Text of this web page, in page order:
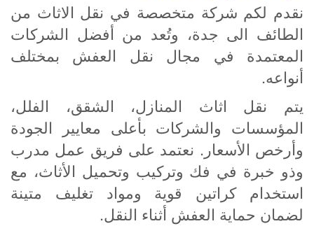
نقدم لكم شركة متخصصة في نقل الاثاث من
الطائف الى جدة، وتُعد من أفضل الشركات
المعتمدة في مجال نقل العفش بمختلف
أنواعه.
يتم نقل اثاث المنازل، الشقق، الفلل،
المؤسسات والشركات بأعلى معايير الجودة
وأرخص الأسعار. نعتمد على فريق عمل مدرب
وذو خبرة في فك وتركيب وتحميل الأثاث، مع
استخدام كراتين قوية ومواد تغليف متينة
لضمان حماية العفش أثناء النقل.